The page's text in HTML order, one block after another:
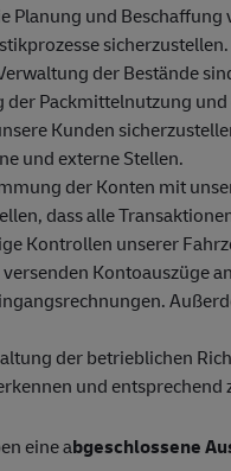
Planung und
der Bestände
Packmittelnutzung
Kunden
und externe Stellen.
der Konten mit
dass alle
Kontrollen unserer
Kontoauszüge
der betrieblichen
und entsprechend
eine abgeschlossene